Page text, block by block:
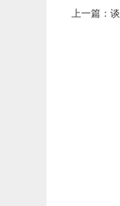
上一篇：